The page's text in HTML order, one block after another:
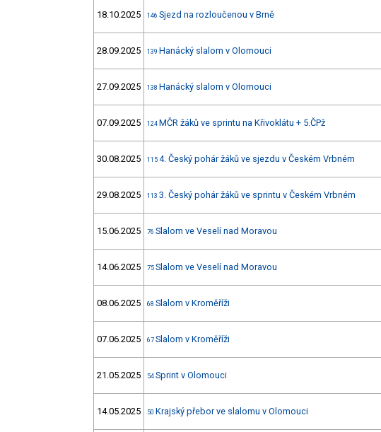
18.10.2025 146 Sjezd na rozloučenou v Brně
28.09.2025 139 Hanácký slalom v Olomouci
27.09.2025 138 Hanácký slalom v Olomouci
07.09.2025 124 MČR žáků ve sprintu na Křivoklátu + 5.ČPž
30.08.2025 115 4. Český pohár žáků ve sjezdu v Českém Vrbném
29.08.2025 113 3. Český pohár žáků ve sprintu v Českém Vrbném
15.06.2025 76 Slalom ve Veselí nad Moravou
14.06.2025 75 Slalom ve Veselí nad Moravou
08.06.2025 68 Slalom v Kroměříži
07.06.2025 67 Slalom v Kroměříži
21.05.2025 54 Sprint v Olomouci
14.05.2025 50 Krajský přebor ve slalomu v Olomouci